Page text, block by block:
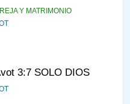
Y MATRIMONIO
3:7 SOLO DIOS